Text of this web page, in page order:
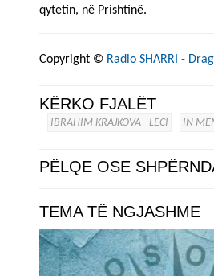
qytetin, në Prishtinë.
Copyright © Radio SHARRI -
KËRKO FJALËT
IBRAHIM KRAJKOVA - LECI IN
PËLQE OSE
TEMA TË NGJASHME